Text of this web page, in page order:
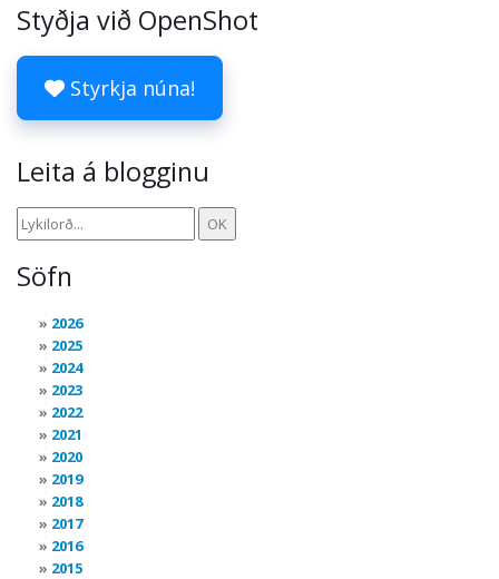
Styðja við OpenShot
Styrkja núna!
Leita á blogginu
Söfn
2026
2025
2024
2023
2022
2021
2020
2019
2018
2017
2016
2015